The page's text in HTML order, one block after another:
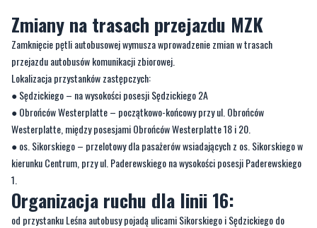
Zmiany na trasach przejazdu MZK
Zamknięcie pętli autobusowej wymusza wprowadzenie zmian w trasach
przejazdu autobusów komunikacji zbiorowej.
Lokalizacja przystanków zastępczych:
● Sędzickiego – na wysokości posesji Sędzickiego 2A
● Obrońców Westerplatte – początkowo-końcowy przy ul. Obrońców
Westerplatte, między posesjami Obrońców Westerplatte 18 i 20.
● os. Sikorskiego – przelotowy dla pasażerów wsiadających z os. Sikorskiego w
kierunku Centrum, przy ul. Paderewskiego na wysokości posesji Paderewskiego
1.
Organizacja ruchu dla linii 16:
od przystanku Leśna autobusy pojadą ulicami Sikorskiego i Sędzickiego do